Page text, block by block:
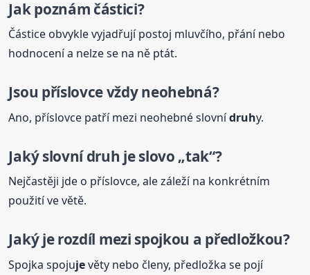
Jak poznám částici?
Částice obvykle vyjadřují postoj mluvčího, přání nebo
hodnocení a nelze se na ně ptát.
Jsou příslovce vždy neohebná?
Ano, příslovce patří mezi neohebné slovnídruhy.
Jakýslovnídruh jeslovo „tak“?
Nejčastěji jde o příslovce, ale záleží na konkrétním
použití ve větě.
Jaký jerozdíl mezi spojkou a předložkou?
Spojka spojujevěty nebo členy, předložka se pojí